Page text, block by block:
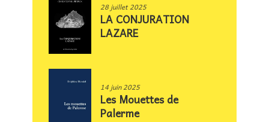
28 juillet 2025
LA CONJURATION
LAZARE
14 juin 2025
Les Mouettes de
Palerme